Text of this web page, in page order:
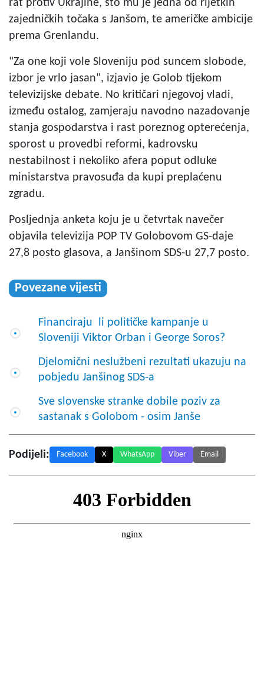
rat protiv Ukrajine, što mu je jedna od rijetkih
zajedničkih točaka s Janšom, te američke ambicije
prema Grenlandu.
"Za one koji vole Sloveniju pod suncem slobode,
izbor je vrlo jasan", izjavio je Golob tijekom
televizijske debate. No kritičari njegovoj vladi,
između ostalog, zamjeraju navodno nazadovanje
stanja gospodarstva i rast poreznog opterećenja,
sporost u provedbi reformi, kadrovsku
nestabilnost i nekoliko afera poput odluke
ministarstva pravosuđa da kupi preplaćenu
zgradu.
Posljednja anketa koju je u četvrtak navečer
objavila televizija POP TV Golobovom GS-daje
27,8 posto glasova, a Janšinom SDS-u 27,7 posto.
Povezane vijesti
Financiraju li političke kampanje u
Sloveniji Viktor Orban i George Soros?
Djelomični neslužbeni rezultati ukazuju na
pobjedu Janšinog SDS-a
Sve slovenske stranke dobile poziv za
sastanak s Golobom - osim Janše
Podijeli: Facebook X WhatsApp Viber Email